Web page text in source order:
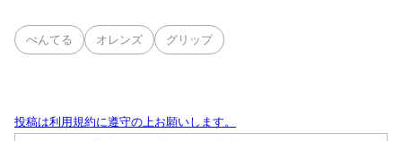
ぺんてる オレンズ グリップ